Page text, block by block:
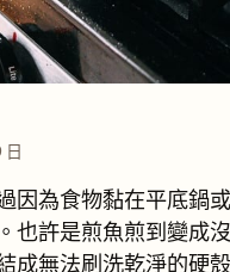
日
因為食物黏在平底鍋
也許是煎魚煎到變成
成無法刷洗乾淨的硬